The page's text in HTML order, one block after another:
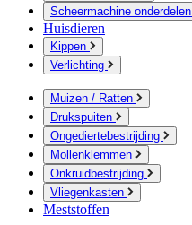
Scheermachine onderdelen
Huisdieren
Kippen
Verlichting
Muizen / Ratten
Drukspuiten
Ongediertebestrijding
Mollenklemmen
Onkruidbestrijding
Vliegenkasten
Meststoffen